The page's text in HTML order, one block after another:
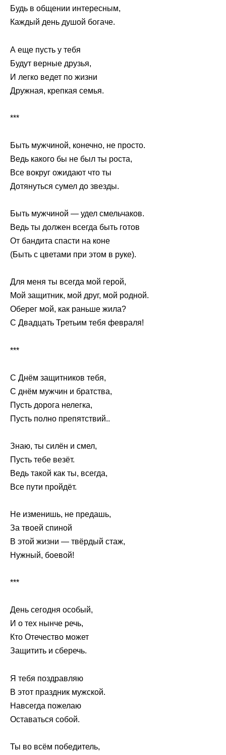
Будь в общении интересным,
Каждый день душой богаче.
А еще пусть у тебя
Будут верные друзья,
И легко ведет по жизни
Дружная, крепкая семья.
***
Быть мужчиной, конечно, не просто.
Ведь какого бы не был ты роста,
Все вокруг ожидают что ты
Дотянуться сумел до звезды.
Быть мужчиной — удел смельчаков.
Ведь ты должен всегда быть готов
От бандита спасти на коне
(Быть с цветами при этом в руке).
Для меня ты всегда мой герой,
Мой защитник, мой друг, мой родной.
Оберег мой, как раньше жила?
С Двадцать Третьим тебя февраля!
***
С Днём защитников тебя,
С днём мужчин и братства,
Пусть дорога нелегка,
Пусть полно препятствий..
Знаю, ты силён и смел,
Пусть тебе везёт.
Ведь такой как ты, всегда,
Все пути пройдёт.
Не изменишь, не предашь,
За твоей спиной
В этой жизни — твёрдый стаж,
Нужный, боевой!
***
День сегодня особый,
И о тех нынче речь,
Кто Отечество может
Защитить и сберечь.
Я тебя поздравляю
В этот праздник мужской.
Навсегда пожелаю
Оставаться собой.
Ты во всём победитель,